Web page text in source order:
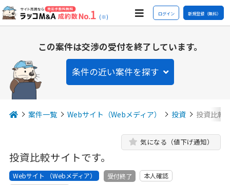
(※) ログイン 新規登録（無料）
この案件は交渉の受付を終了しています。
条件の近い案件を探す
案件一覧 Webサイト（Webメディア） 投資 投資比較
投資比較サイトです。
気になる（値下げ通知）
Webサイト （Webメディア） 受付終了
本人確認